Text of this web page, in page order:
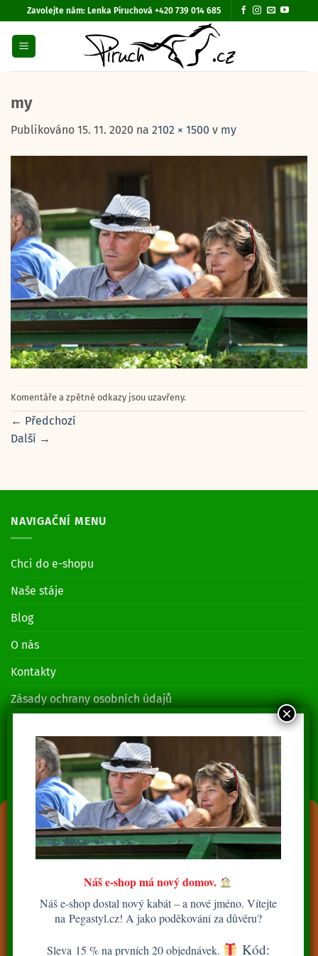
Spravovat souhlas s cookies
Abychom poskytli co nejlepší služby, používáme k ukládání a/nebo
přístupu k informacím o zařízení, technologie jako jsou soubory cookies.
chování při procházení nebo jedinečná ID na tomto webu. Nesouhlas
nebo odvolání souhlasu může nepříznivě ovlivnit určité vlastnosti a
PŘIJMOUT
Přeskočit
na
obsah
Zavolejte nám: Lenka Piruchová +420 739 014 685
my
Publikováno 15. 11. 2020 na 2102 × 1500 v my
Komentáře a zpětné odkazy jsou uzavřeny.
← Předchozí
Další →
NAVIGAČNÍ MENU
Chci do e-shopu
Naše stáje
Blog
O nás
Kontakty
Zásady ochrany osobních údajů
KONTAKTUJTE NÁS
Lenka Piruchová
+420 739 014 685
Jozef Piruch
+420 739 014 689
JSME NA FACEBOOKU
Náš e-shop má nový domov.
Náš e-shop dostal nový kabát – a nové jméno. Vítejte
na Pegastyl.cz! A jako poděkování za důvěru?
Sleva 15 %na prvních 20 objednávek. Kód: